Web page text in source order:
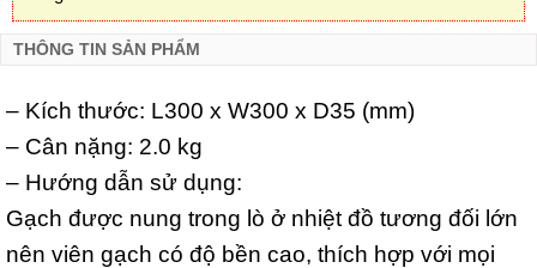
THÔNG TIN SẢN PHẨM
– Kích thước: L300 x W300 x D35 (mm)
– Cân nặng: 2.0 kg
– Hướng dẫn sử dụng:
Gạch được nung trong lò ở nhiệt đồ tương đối lớn
nên viên gạch có độ bền cao, thích hợp với mọi